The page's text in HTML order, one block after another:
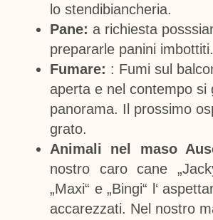
lo stendibiancheria.
Pane: a richiesta
prepararle panini imbottiti.
Fumare: : Fumi sul
aperta e nel contempo si
panorama. Il prossimo
grato.
Animali nel maso
nostro caro cane
„Maxi“ e „Bingi“ l‘
accarezzati. Nel nostro